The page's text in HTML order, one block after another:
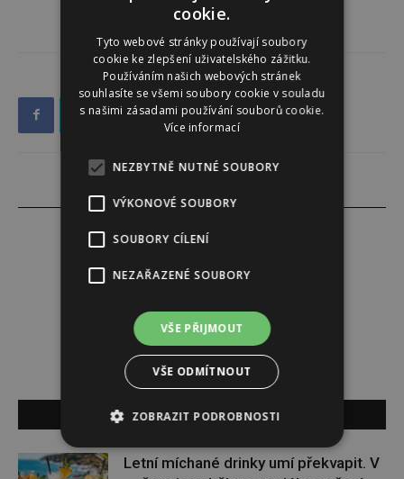
Lucie Šáleová
SOUVISEJÍCÍ ČLÁNKY
Letní míchané drinky umí překvapit. V
cookie.
Tyto webové stránky používají soubory
cookie ke zlepšení uživatelského zážitku.
Používáním našich webových stránek
souhlasíte se všemi soubory cookie v souladu
s našimi zásadami používání souborů cookie.
Více informací
NEZBYTNĚ NUTNÉ SOUBORY
VÝKONOVÉ SOUBORY
SOUBORY CÍLENÍ
NEZAŘAZENÉ SOUBORY
VŠE PŘIJMOUT
VŠE ODMÍTNOUT
ZOBRAZIT PODROBNOSTI